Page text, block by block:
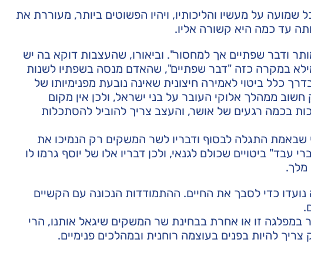
על מעשיו והליכותיו, ויהיו הפשוטים ביותר, מעוררת את
עד כמה היא קשורה אליו.
ודבר שפתיים אך למחסור". וביאורו, שהעצבות דוקא בה יש
במקרה כזה "דבר שפתיים", שהאדם מנסה בשפתיו לשנות
כלל ביטוי לאמירה חיצונית שאינה נובעת מפנימיותו של
ממהלך אלוקי העובר על בני ישראל, ולכן אין מקום
בכמה רגעים של אושר, והעצב צריך להוביל להסתכלות
שבאמת התגלה לבסוף ודבריו לשר המשקים רק הנמיכו את
ביטויים שכולם לגנאי, ולכן דבריו אלו של יוסף גרמו לו
מלך.
כדי לסבך את החיים. ההתמודדות הנכונה עם הקשיים
במפלגה זו או אחרת בבחינת שר המשקים שיגאל אותנו, הרי
להיות בפנים בעוצמה רוחנית ובמהלכים פנימיים.